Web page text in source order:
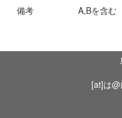
備考
A,Bを含む
[at]は